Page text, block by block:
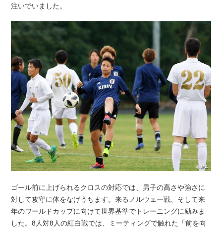
注いでいました。
ゴール前に上げられるクロスの対応では、男子の高さや強さに
対して攻守に体をなげうちます。来るノルウェー戦、そして来
年のワールドカップに向けて世界基準でトレーニングに励みま
した。8人対8人の紅白戦では、ミーティングで触れた「前を向